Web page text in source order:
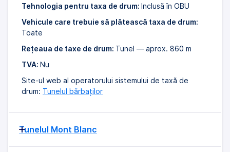
Tehnologia pentru taxa de drum: Inclusă în OBU
Vehicule care trebuie să plătească taxa de drum:
Toate
Rețeaua de taxe de drum: Tunel — aprox. 860 m
TVA: Nu
Site-ul web al operatorului sistemului de taxă de
drum: Tunelul bărbaților
Tunelul Mont Blanc